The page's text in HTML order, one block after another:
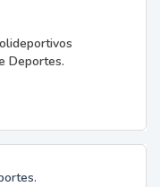
Deportes.